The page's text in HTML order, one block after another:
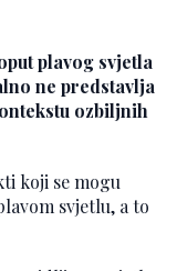
plavog svjetla
ne predstavlja
ozbiljnih
koji se mogu
svjetlu, a to